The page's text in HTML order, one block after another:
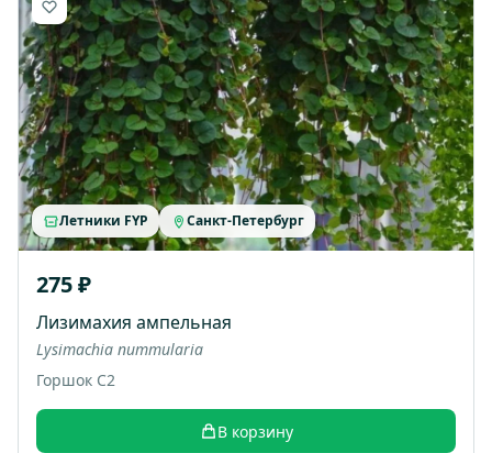
Летники FYP Санкт-Петербург
275 ₽
Лизимахия ампельная
Lysimachia nummularia
Горшок С2
В корзину